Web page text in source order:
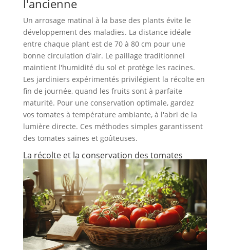
l'ancienne
Un arrosage matinal à la base des plants évite le
développement des maladies. La distance idéale
entre chaque plant est de 70 à 80 cm pour une
bonne circulation d'air. Le paillage traditionnel
maintient l'humidité du sol et protège les racines.
Les jardiniers expérimentés privilégient la récolte en
fin de journée, quand les fruits sont à parfaite
maturité. Pour une conservation optimale, gardez
vos tomates à température ambiante, à l'abri de la
lumière directe. Ces méthodes simples garantissent
des tomates saines et goûteuses.
La récolte et la conservation des tomates